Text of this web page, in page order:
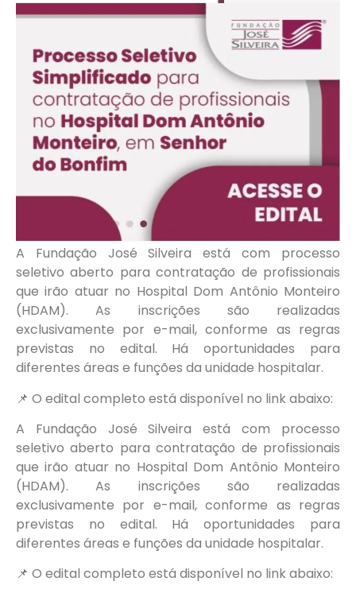
A Fundação José Silveira está com processo
seletivo aberto para contratação de profissionais
que irão atuar no Hospital Dom Antônio Monteiro
(HDAM). As inscrições são realizadas
exclusivamente por e-mail, conforme as regras
previstas no edital. Há oportunidades para
diferentes áreas e funções da unidade hospitalar.
📌 O edital completo está disponível no link abaixo:
A Fundação José Silveira está com processo
seletivo aberto para contratação de profissionais
que irão atuar no Hospital Dom Antônio Monteiro
(HDAM). As inscrições são realizadas
exclusivamente por e-mail, conforme as regras
previstas no edital. Há oportunidades para
diferentes áreas e funções da unidade hospitalar.
📌 O edital completo está disponível no link abaixo: